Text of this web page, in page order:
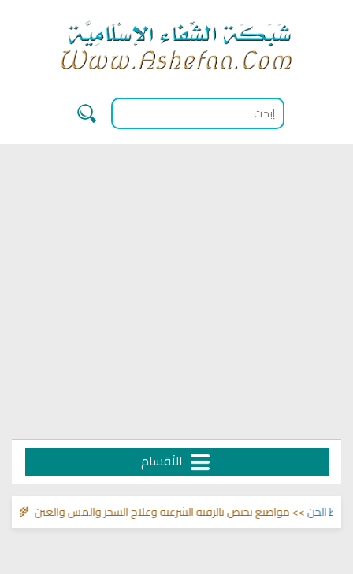
الأقسام
قناة>> مواضيع تختص بالرقية الشرعية وعلاج السحر والمس والعين 🌾